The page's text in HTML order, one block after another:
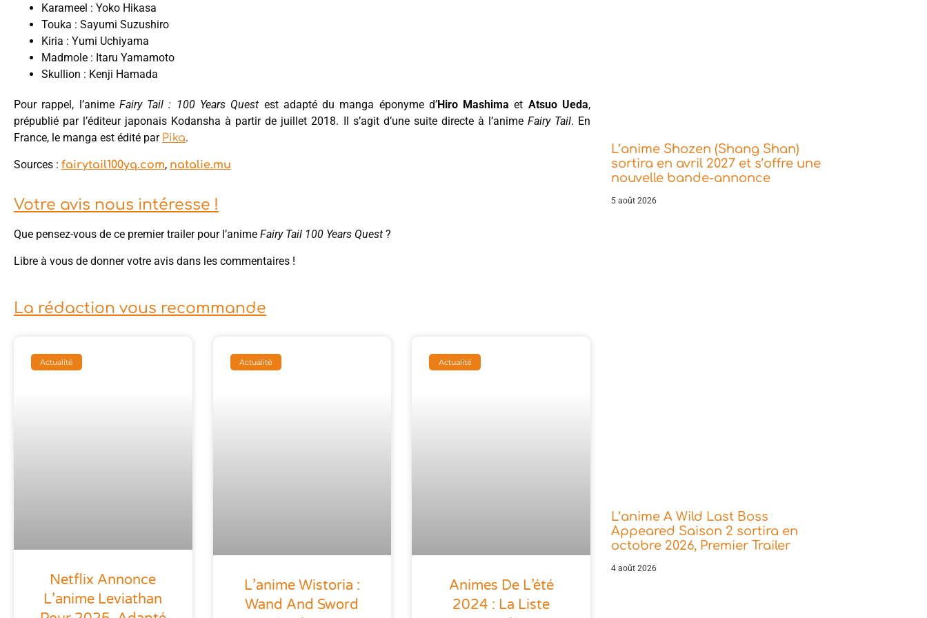
Karameel : Yoko Hikasa
Touka : Sayumi Suzushiro
Kiria : Yumi Uchiyama
Madmole : Itaru Yamamoto
Skullion : Kenji Hamada
Pour rappel, l’anime Fairy Tail : 100 Years Quest est adapté du manga éponyme d’Hiro Mashima et Atsuo Ueda,
prépublié par l’éditeur japonais Kodansha à partir de juillet 2018. Il s’agit d’une suite directe à l’anime Fairy Tail. En
France, le manga est édité par Pika.
Sources : fairytail100yq.com, natalie.mu
Votre avis nous intéresse !
Que pensez-vous de ce premier trailer pour l’anime Fairy Tail 100 Years Quest ?
Libre à vous de donner votre avis dans les commentaires !
La rédaction vous recommande
Actualité
Netflix Annonce
L’anime Leviathan
Actualité
L’anime Wistoria :
Wand And Sword
Actualité
Animes De L’été
2024 : La Liste
L’anime Shozen (Shang Shan)
sortira en avril 2027 et s’offre une
nouvelle bande-annonce
5 août 2026
L’anime A Wild Last Boss
Appeared Saison 2 sortira en
octobre 2026, Premier Trailer
4 août 2026